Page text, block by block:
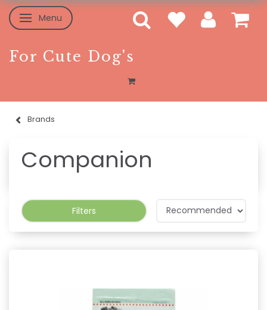
Toggle navigation
Menu
For Cute Dog's
Brands
Companion
Filters